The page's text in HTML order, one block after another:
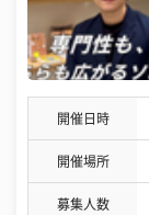
開催日時
開催場所
募集人数